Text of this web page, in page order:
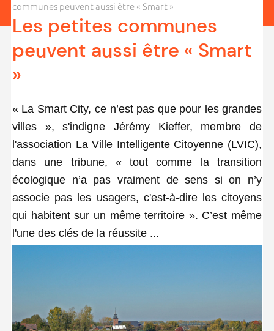
communes peuvent aussi être « Smart »
Les petites communes
peuvent aussi être « Smart
»
« La Smart City, ce n’est pas que pour les grandes
villes », s'indigne Jérémy Kieffer, membre de
l'association La Ville Intelligente Citoyenne (LVIC),
dans une tribune, « tout comme la transition
écologique n’a pas vraiment de sens si on n’y
associe pas les usagers, c'est-à-dire les citoyens
qui habitent sur un même territoire ». C’est même
l'une des clés de la réussite ...